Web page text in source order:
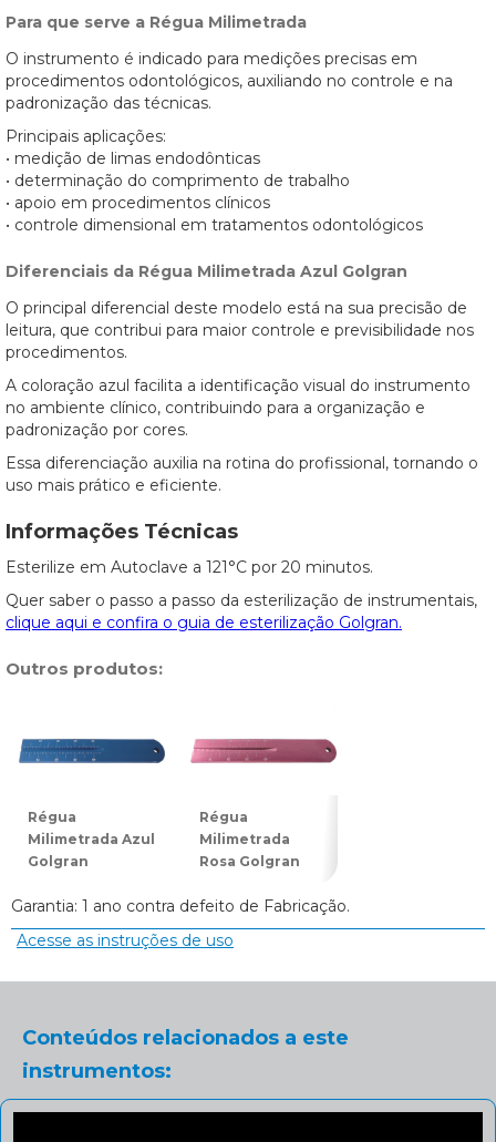
Para que serve a Régua Milimetrada
O instrumento é indicado para medições precisas em
procedimentos odontológicos, auxiliando no controle e na
padronização das técnicas.
Principais aplicações:
• medição de limas endodônticas
• determinação do comprimento de trabalho
• apoio em procedimentos clínicos
• controle dimensional em tratamentos odontológicos
Diferenciais da Régua Milimetrada Azul Golgran
O principal diferencial deste modelo está na sua precisão de
leitura, que contribui para maior controle e previsibilidade nos
procedimentos.
A coloração azul facilita a identificação visual do instrumento
no ambiente clínico, contribuindo para a organização e
padronização por cores.
Essa diferenciação auxilia na rotina do profissional, tornando o
uso mais prático e eficiente.
Informações Técnicas
Esterilize em Autoclave a 121°C por 20 minutos.
Quer saber o passo a passo da esterilização de instrumentais,
clique aqui e confira o guia de esterilização Golgran.
Outros produtos:
Régua
Milimetrada Azul
Golgran
Régua
Milimetrada
Rosa Golgran
Garantia: 1 ano contra defeito de Fabricação.
Acesse as instruções de uso
Conteúdos relacionados a este
instrumentos: